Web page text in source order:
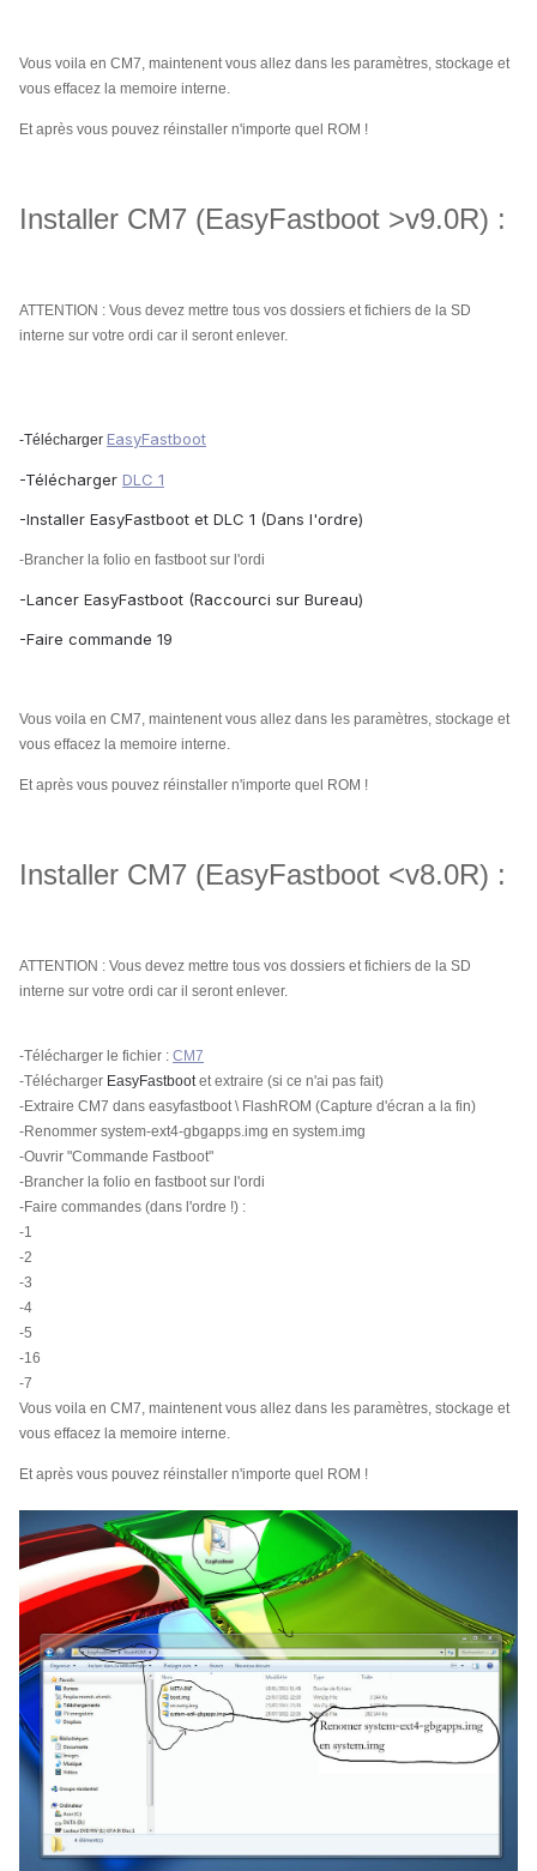
Vous voila en CM7, maintenent vous allez dans les paramètres, stockage et
vous effacez la memoire interne.
Et après vous pouvez réinstaller n'importe quel ROM !
Installer CM7 (EasyFastboot >v9.0R) :
ATTENTION : Vous devez mettre tous vos dossiers et fichiers de la SD
interne sur votre ordi car il seront enlever.
-Télécharger EasyFastboot
-Télécharger DLC 1
-Installer EasyFastboot et DLC 1 (Dans l'ordre)
-Brancher la folio en fastboot sur l'ordi
-Lancer EasyFastboot (Raccourci sur Bureau)
-Faire commande 19
Vous voila en CM7, maintenent vous allez dans les paramètres, stockage et
vous effacez la memoire interne.
Et après vous pouvez réinstaller n'importe quel ROM !
Installer CM7 (EasyFastboot <v8.0R) :
ATTENTION : Vous devez mettre tous vos dossiers et fichiers de la SD
interne sur votre ordi car il seront enlever.
-Télécharger le fichier : CM7
-Télécharger EasyFastbootet extraire (si ce n'ai pas fait)
-Extraire CM7 dans easyfastboot \ FlashROM (Capture d'écran a la fin)
-Renommer system-ext4-gbgapps.img en system.img
-Ouvrir "Commande Fastboot"
-Brancher la folio en fastboot sur l'ordi
-Faire commandes (dans l'ordre !) :
-1
-2
-3
-4
-5
-16
-7
Vous voila en CM7, maintenent vous allez dans les paramètres, stockage et
vous effacez la memoire interne.
Et après vous pouvez réinstaller n'importe quel ROM !